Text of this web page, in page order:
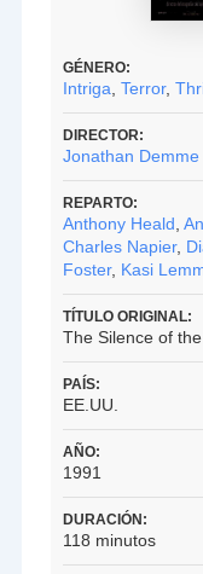
GÉNERO:
Intriga ,Terror,
DIRECTOR:
Jonathan Demme
REPARTO:
Anthony Heald ,
Charles Napier,
Foster, Kasi
TÍTULO ORIGINAL:
The Silence of
PAÍS:
EE.UU.
AÑO:
1991
DURACIÓN:
118 minutos